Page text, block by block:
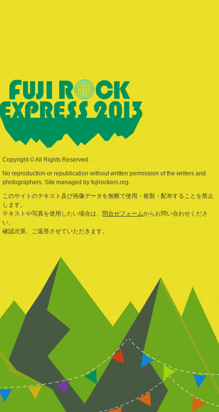
Copyright © All Rights Reserved.
No reproduction or republication without written permission of the writers and
photographers. Site managed by fujirockers.org.
このサイトのテキスト及び画像データを無断で使用・複製・配布することを禁止
します。
テキストや写真を使用したい場合は、 問合せフォームからお問い合わせくださ
い。
確認次第、ご返答させていただきます。